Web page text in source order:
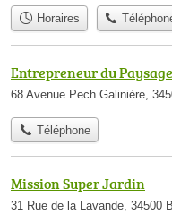
Horaires
Entrepreneur du Paysage
68 Avenue Pech Galinière,
Téléphone
Mission Super Jardin
31 Rue de la Lavande, 34500